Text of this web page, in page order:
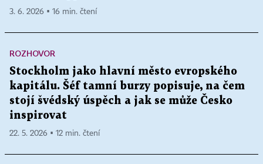
3. 6. 2026 ▪ 16 min. čtení
ROZHOVOR
Stockholm jako hlavní město evropského
kapitálu. Šéf tamní burzy popisuje, na čem
stojí švédský úspěch a jak se může Česko
inspirovat
22. 5. 2026 ▪ 12 min. čtení